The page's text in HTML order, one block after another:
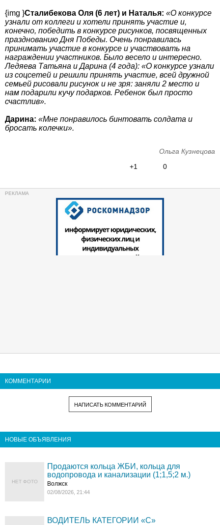
{img }Сталибекова Оля (6 лет) и Наталья: «О конкурсе
узнали от коллеги и хотели принять участие и,
конечно, победить в конкурсе рисунков, посвященных
празднованию Дня Победы. Очень понравилась
принимать участие в конкурсе и участвовать на
награждении участников. Было весело и интересно.
Ледяева Татьяна и Дарина (4 года): «О конкурсе узнали
из соцсетей и решили принять участие, всей дружной
семьей рисовали рисунок и не зря: заняли 2 место и
нам подарили кучу подарков. Ребенок был просто
счастлив».
Дарина: «Мне понравилось бинтовать солдата и
бросать колечки».
Ольга Кузнецова
+1
0
КОММЕНТАРИИ
НАПИСАТЬ КОММЕНТАРИЙ
НОВЫЕ ОБЪЯВЛЕНИЯ
НЕТ ФОТО
Продаются кольца ЖБИ, кольца для
водопровода и канализации (1;1,5;2 м.)
Волжск
02/08/2026, 21:44
ВОДИТЕЛЬ КАТЕГОРИИ «C»